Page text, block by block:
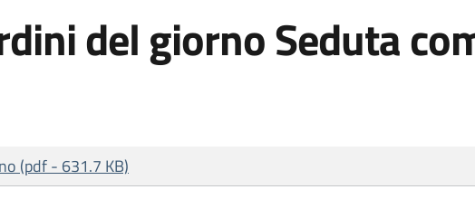
del giorno Seduta
(pdf - 631.7 KB)